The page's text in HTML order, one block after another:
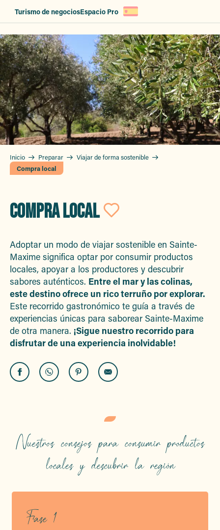
principal
Turismo de negociosEspacio Pro
Inicio Preparar
Viajar de forma sostenible
Compra local
COMPRA LOCAL Ajouter
Adoptar un modo de viajar sostenible en Sainte-
Maxime significa optar por consumir productos
locales, apoyar a los productores y descubrir
sabores auténticos. Entre el mar y las colinas,
este destino ofrece un rico terruño por explorar.
Este recorrido gastronómico te guía a través de
experiencias únicas para saborear Sainte-Maxime
de otra manera. ¡Sigue nuestro recorrido para
disfrutar de una experiencia inolvidable!
Nuestros consejos para consumir productos
locales y descubrir la región
Fase 1